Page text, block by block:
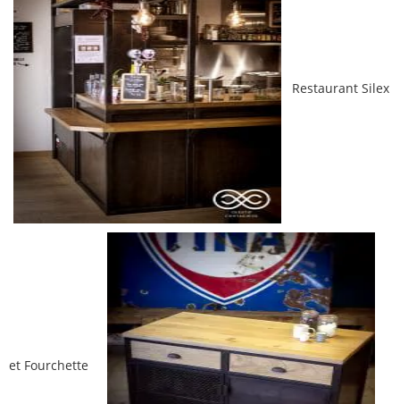
Restaurant Silex
et Fourchette